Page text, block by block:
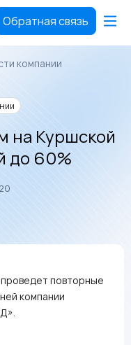
Обратная связь
компании
на Куршской
до 60%
повторные
компании